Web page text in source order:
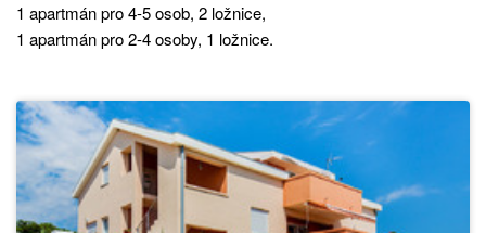
1 apartmán pro 4-5 osob, 2 ložnice,
1 apartmán pro 2-4 osoby, 1 ložnice.